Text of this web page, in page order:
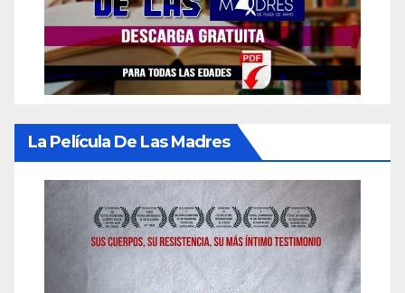
La Película De Las Madres